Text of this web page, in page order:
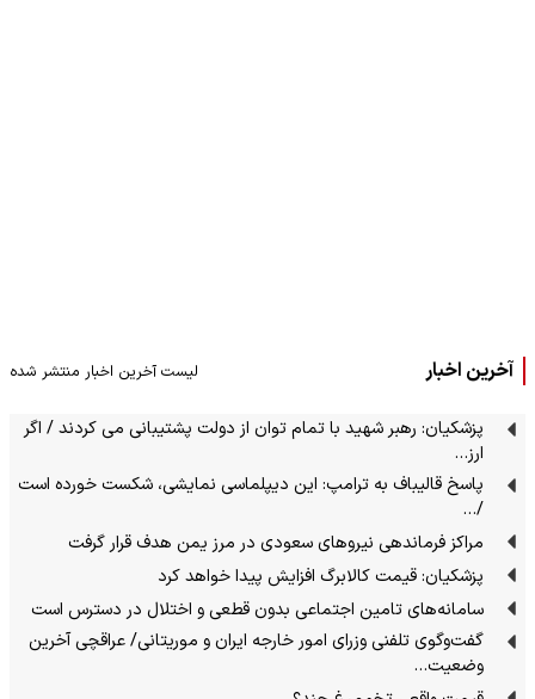
آخرین اخبار لیست آخرین اخبار منتشر شده
پزشکیان: رهبر شهید با تمام توان از دولت پشتیبانی می کردند / اگر
ارز…
پاسخ قالیباف به ترامپ: این دیپلماسی نمایشی، شکست خورده است
/…
مراکز فرماندهی نیروهای سعودی در مرز یمن هدف قرار گرفت
پزشکیان: قیمت کالابرگ افزایش پیدا خواهد کرد
سامانه‌های تامین اجتماعی بدون قطعی و اختلال در دسترس است
گفت‌وگوی تلفنی وزرای امور خارجه ایران و موریتانی/ عراقچی آخرین
وضعیت…